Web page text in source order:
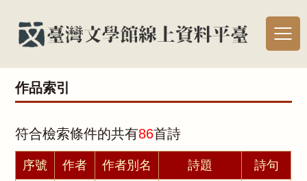
作品索引
符合檢索條件的共有86首詩
序號 作者 作者別名 詩題 詩句